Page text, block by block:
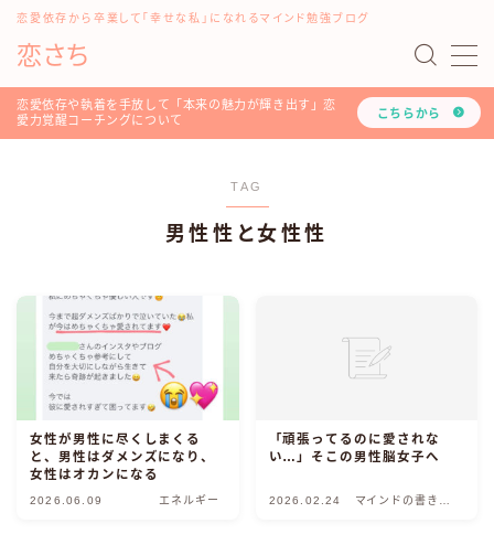
恋さち
恋愛依存から卒業して「幸せな私」になれるマインド勉強ブログ
#16198 (タイトルなし)
「どうして私はいつも愛されないの？」を解決する『恋
「恋愛マインド書き換えセッション」のご利用方法や詳
ツラい恋愛依存や執着を手放し、幸せな人生を叶える！
恋愛力覚醒コーチングについて
トップページ
プライバシーポリシー
利用規約
恋愛・LINE依存から卒業したいあなたへ
有料記事の決済完了ページ
運営者情報
恋愛依存や執着を手放して「本来の魅力が輝き出す」恋
愛力覚醒コーチングについて
こちらから
TAG
男性性と女性性
女性が男性に尽くしまくる
と、男性はダメンズになり、
女性はオカンになる
2026.06.09 エネルギー
「頑張ってるのに愛されな
い…」そこの男性脳女子へ
2026.02.24
マインドの書き換